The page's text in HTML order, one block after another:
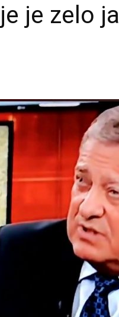
je zelo